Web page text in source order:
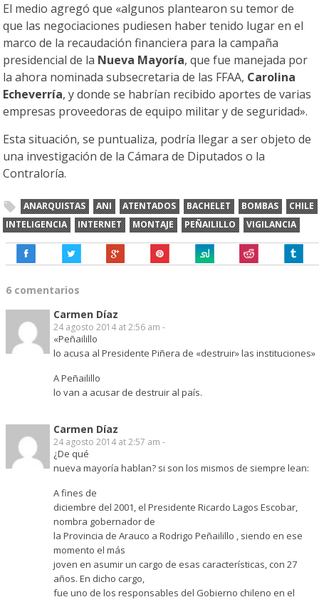
El medio agregó que «algunos plantearon su temor de
que las negociaciones pudiesen haber tenido lugar en el
marco de la recaudación financiera para la campaña
presidencial de la Nueva Mayoría, que fue manejada por
la ahora nominada subsecretaria de las FFAA, Carolina
Echeverría, y donde se habrían recibido aportes de varias
empresas proveedoras de equipo militar y de seguridad».
Esta situación, se puntualiza, podría llegar a ser objeto de
una investigación de la Cámara de Diputados o la
Contraloría.
ANARQUISTAS ANI ATENTADOS BACHELET BOMBAS
CHILE
INTELIGENCIA
INTERNET MONTAJE PEÑAILILLO VIGILANCIA
6 comentarios
Carmen Díaz
24 agosto 2014 at 2:56 am -
«Peñailillo
lo acusa al Presidente Piñera de «destruir» las instituciones»
A Peñailillo
lo van a acusar de destruir al país.
Carmen Díaz
24 agosto 2014 at 2:57 am -
¿De qué
nueva mayoría hablan? si son los mismos de siempre lean:
A fines de
diciembre del 2001, el Presidente Ricardo Lagos Escobar,
nombra gobernador de
la Provincia de Arauco a Rodrigo Peñailillo , siendo en ese
momento el más
joven en asumir un cargo de esas características, con 27
años. En dicho cargo,
fue uno de los responsables del Gobierno chileno en el